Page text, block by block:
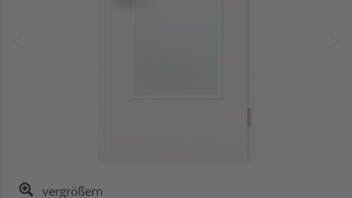
vergrößern